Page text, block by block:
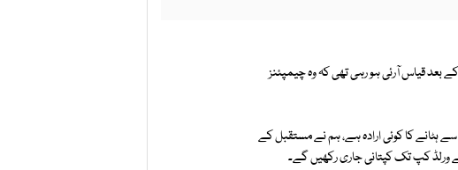
ریٹائرمنٹ لے لی تھی، جس کے بعد قیاس آرئی ہو رہی تھی کہ وہ چیمپئنز
ہٹانے کا کوئی ارادہ ہے، ہم نے مستقبل کے
ورلڈ کپ تک کپتانی جاری رکھیں گے۔